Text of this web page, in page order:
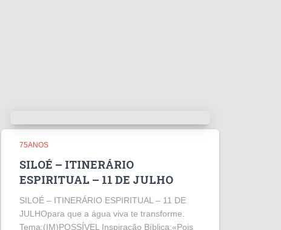
75ANOS
SILOÉ – ITINERÁRIO
ESPIRITUAL – 11 DE JULHO
SILOÉ – ITINERÁRIO ESPIRITUAL – 11 DE
JULHOpara que a água viva te transforme.
Tema:(IM)POSSÍVEL Inspiração Bíblica:«Pois